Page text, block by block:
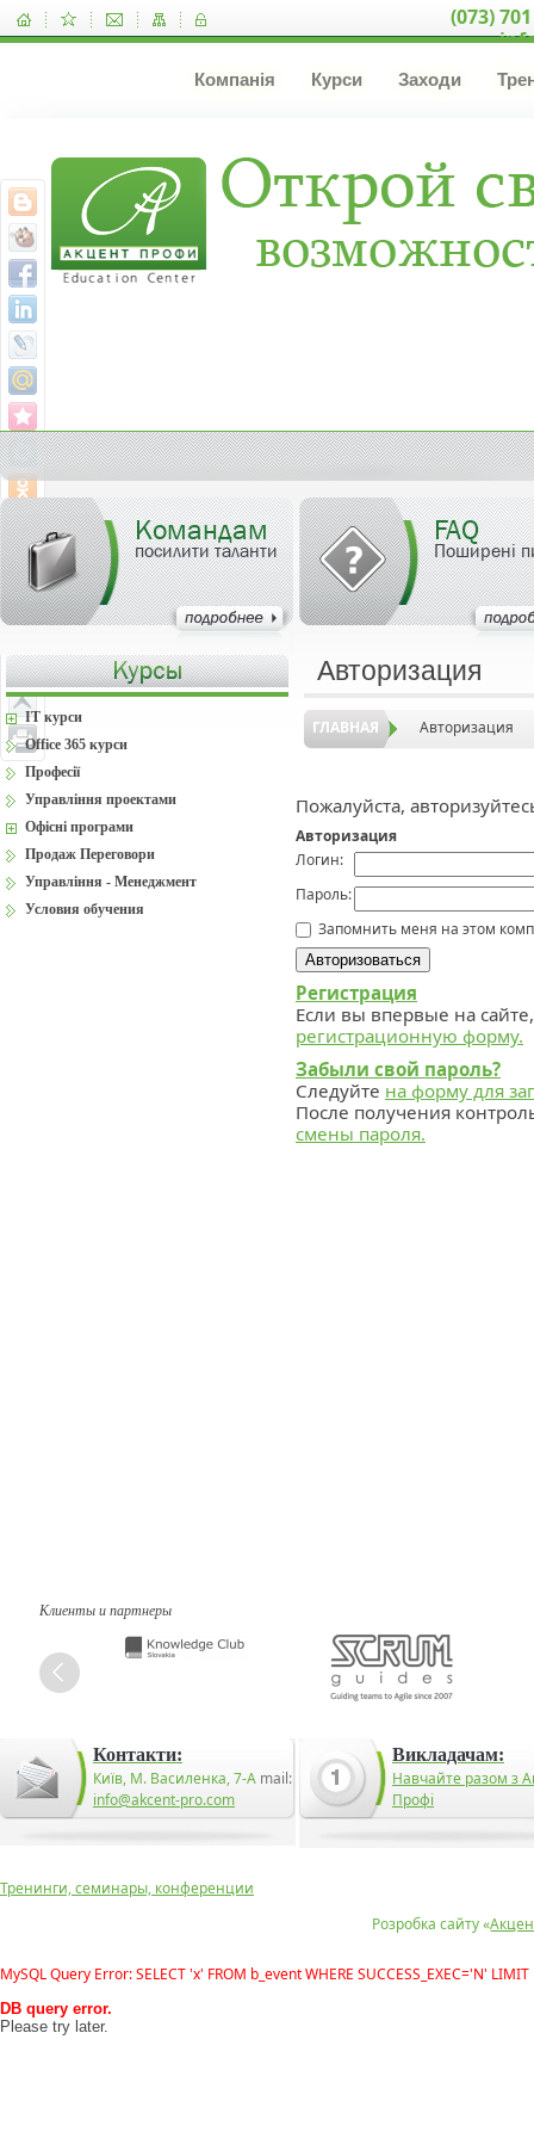
(073)
Компанія Курси Заходи
Командам
посилити таланти
FAQ
Поширені
Авторизация
ГЛАВНАЯ Авторизация
Пожалуйста,
Авторизация
Логин:
Пароль:
Запомнить меня на этом
Регистрация
Если вы впервые на
регистрационную форму.
Забыли свой пароль?
Следуйте на форму для
После получения
смены пароля.
IT курси
Office 365 курси
Професії
Управління проектами
Офісні програми
Продаж Переговори
Управління - Менеджмент
Условия обучения
Клиенты и партнеры
Контакти:
Київ, М. Василенка, 7-А mail:
info@akcent-pro.com
Викладачам:
Навчайте разом з
Профі
Розробка сайту «
Тренинги, семинары, конференции
MySQL Query Error: SELECT 'x' FROM b_event WHERE SUCCESS_EXEC='N' LIMIT
DB query error.
Please try later.